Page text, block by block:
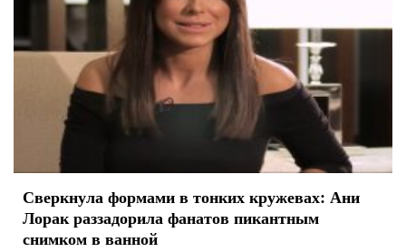
Сверкнула формами в тонких кружевах: Ани
Лорак раззадорила фанатов пикантным
снимком в ванной